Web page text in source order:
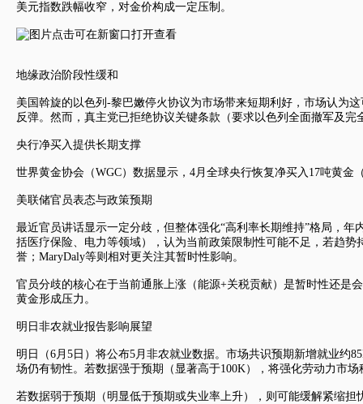
美元指数跌幅收窄，对金价构成一定压制。
地缘政治阶段性缓和
美国斡旋的以色列-黎巴嫩停火协议为市场带来短期利好，市场认为
反弹。然而，真主党已拒绝协议关键条款（要求以色列全面撤军及
央行净买入提供长期支撑
世界黄金协会（WGC）数据显示，4月全球央行恢复净买入17吨黄
美联储官员表态与政策预期
最近官员讲话显示一定分歧，但整体强化“高利率长期维持”格局，年
括医疗保险、电力等领域），认为当前政策限制性可能不足，若趋
誉；MaryDaly等则相对更关注其暂时性影响。
官员分歧的核心在于当前通胀上涨（能源+关税贡献）是暂时性还是
黄金形成压力。
明日非农就业报告影响展望
明日（6月5日）将公布5月非农就业数据。市场共识预期新增就业约
场仍有韧性。若数据强于预期（显著高于100K），将强化劳动力市
若数据弱于预期（明显低于预期或失业率上升），则可能缓解紧缩